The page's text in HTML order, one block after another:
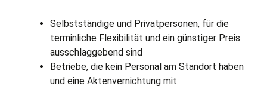
Selbstständige und Privatpersonen, für die
terminliche Flexibilität und ein günstiger Preis
ausschlaggebend sind
Betriebe, die kein Personal am Standort haben
und eine Aktenvernichtung mit